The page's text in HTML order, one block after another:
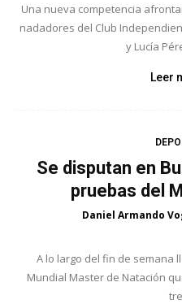
Una nueva competencia
nadadores del Club
y Lucía
Leer
Se disputan en
pruebas del
Daniel Armando
A lo largo del fin de semana
Mundial Master de Natación